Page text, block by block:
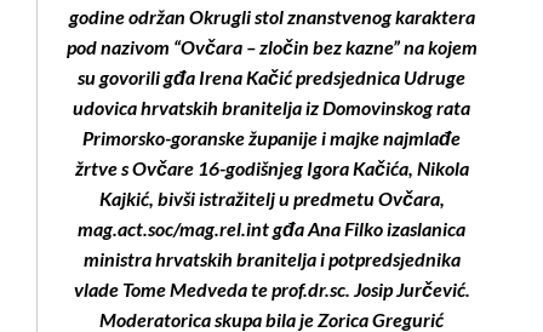
godine održan Okrugli stol znanstvenog karaktera
pod nazivom “Ovčara – zločin bez kazne” na kojem
su govorili gđa Irena Kačić predsjednica Udruge
udovica hrvatskih branitelja iz Domovinskog rata
Primorsko-goranske županije i majke najmlađe
žrtve s Ovčare 16-godišnjeg Igora Kačića, Nikola
Kajkić, bivši istražitelj u predmetu Ovčara,
mag.act.soc/mag.rel.int gđa Ana Filko izaslanica
ministra hrvatskih branitelja i potpredsjednika
vlade Tome Medveda te prof.dr.sc. Josip Jurčević.
Moderatorica skupa bila je Zorica Gregurić